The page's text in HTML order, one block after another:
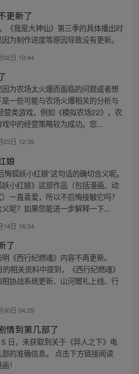
更新了
《我是大神仙》第三季的具体播出时
为制作进度等原因导致没有更新。
02日 10:44
为农场太火爆而面临的问题或者想
一些可能与农场火爆相关的分析与
营类游戏，例如《模拟农场22》，农
中的经营策略较为成功。您...
23日 12:39
娘
悔狐妖小红娘”这句话的确切含义呢。
小红娘》这部作品（包括漫画、动
一直喜爱，所以不后悔接触它吗？
呢？如果您能进一步解释一下...
14日 16:34
了
《西行纪燃魂》内容不再更新。
相关资料中提到，《西行纪燃魂》
协战系统更新、山河赠礼上线、行
30日 04:29
情到第几部了
日，未获取到关于《异人之下》电
的准确信息。 点击下方链接阅读
！